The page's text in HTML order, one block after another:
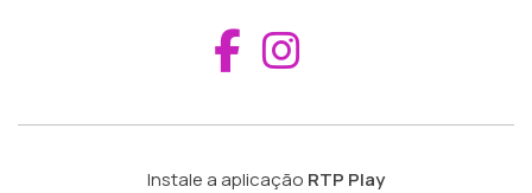
Aceder ao
Instale a aplicação RTP Play